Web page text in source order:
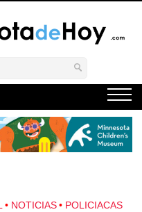
NOTICIAS POLICIACAS